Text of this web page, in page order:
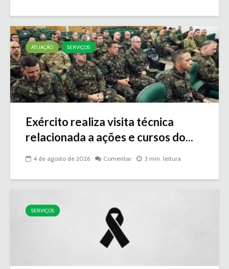
ATUAÇÃO SERVIÇOS
Exército realiza visita técnica
relacionada a ações e cursos do...
4 de agosto de 2026 Comentar 3 min. leitura
SERVIÇOS